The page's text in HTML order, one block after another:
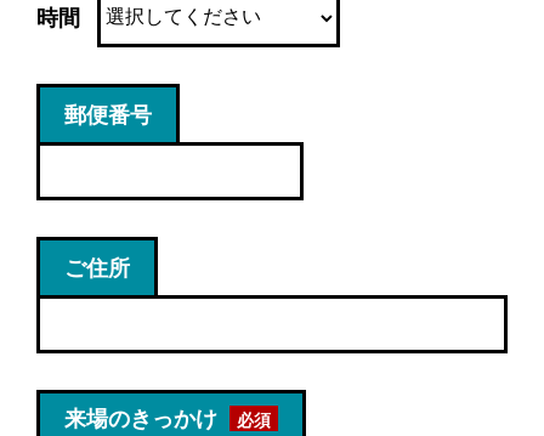
時間
郵便番号
ご住所
来場のきっかけ